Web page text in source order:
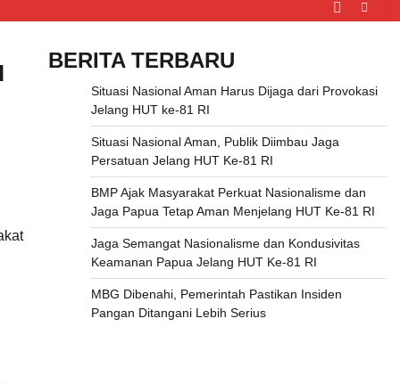
BERITA TERBARU
Situasi Nasional Aman Harus Dijaga dari Provokasi
Jelang HUT ke-81 RI
Situasi Nasional Aman, Publik Diimbau Jaga
Persatuan Jelang HUT Ke-81 RI
BMP Ajak Masyarakat Perkuat Nasionalisme dan
Jaga Papua Tetap Aman Menjelang HUT Ke-81 RI
Jaga Semangat Nasionalisme dan Kondusivitas
Keamanan Papua Jelang HUT Ke-81 RI
MBG Dibenahi, Pemerintah Pastikan Insiden
Pangan Ditangani Lebih Serius